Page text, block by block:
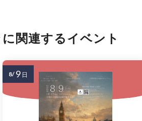
関連するイベント
8/ 9 日